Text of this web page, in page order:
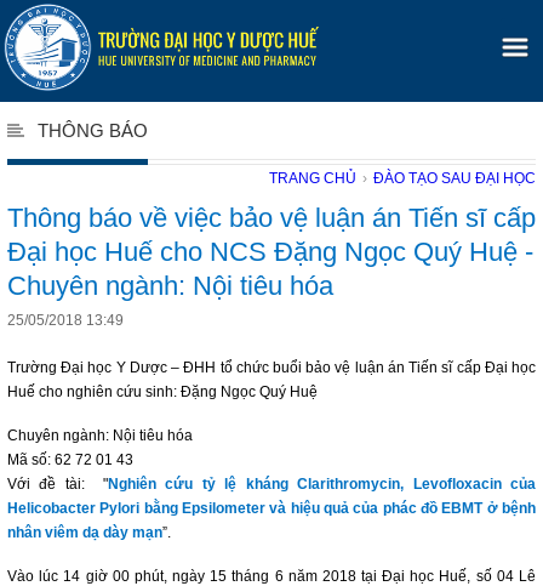
THÔNG BÁO
TRANG CHỦ › ĐÀO TẠO SAU ĐẠI HỌC
Thông báo về việc bảo vệ luận án Tiến sĩ cấp
Đại học Huế cho NCS Đặng Ngọc Quý Huệ -
Chuyên ngành: Nội tiêu hóa
25/05/2018 13:49
Trường Đại học Y Dược – ĐHH tổ chức buổi bảo vệ luận án Tiến sĩ cấp Đại học
Huế cho nghiên cứu sinh: Đặng Ngọc Quý Huệ
Chuyên ngành: Nội tiêu hóa
Mã số: 62 72 01 43
Với đề tài: "Nghiên cứu tỷ lệ kháng Clarithromycin, Levofloxacin của
Helicobacter Pylori bằng Epsilometer và hiệu quả của phác đồ EBMT ở bệnh
nhân viêm dạ dày mạn”.
Vào lúc 14 giờ 00 phút, ngày 15 tháng 6 năm 2018 tại Đại học Huế, số 04 Lê